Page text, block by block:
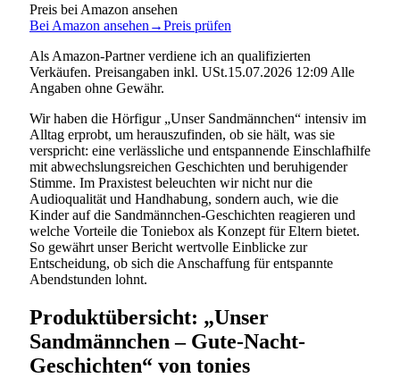
Preis bei Amazon ansehen
Bei Amazon ansehen →Preis prüfen
Als Amazon-Partner verdiene ich an qualifizierten
Verkäufen. Preisangaben inkl. USt.15.07.2026 12:09 Alle
Angaben ohne Gewähr.
Wir haben die Hörfigur „Unser Sandmännchen“ intensiv im
Alltag erprobt, um herauszufinden, ob sie hält, was sie
verspricht: eine verlässliche und entspannende Einschlafhilfe
mit abwechslungsreichen Geschichten und beruhigender
Stimme. Im Praxistest beleuchten wir nicht nur die
Audioqualität und Handhabung, sondern auch, wie die
Kinder auf die Sandmännchen-Geschichten reagieren und
welche Vorteile die Toniebox als Konzept für Eltern bietet.
So gewährt unser Bericht wertvolle Einblicke zur
Entscheidung, ob sich die Anschaffung für entspannte
Abendstunden lohnt.
Produktübersicht: „Unser
Sandmännchen – Gute-Nacht-
Geschichten“ von tonies